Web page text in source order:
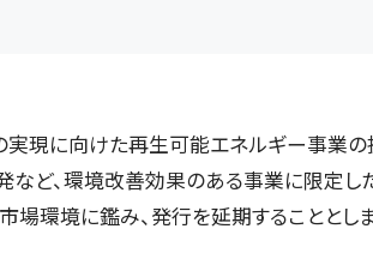
実現に向けた再生可能エネルギー事業
ど、環境改善効果のある事業に限定し
場環境に鑑み、発行を延期することとし